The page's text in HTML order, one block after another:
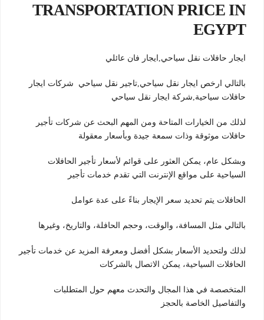
TRANSPORTATION PRICE IN
EGYPT
ايجار حافلات نقل سياحي,ايجار فان عائلي
بالتالي ارخص ايجار نقل سياحي,تاجير نقل سياحي شركات ايجار
حافلات سياحية,شركة ايجار نقل سياحي
لذلك من الخيارات المتاحة ومن المهم البحث عن شركات تأجير
حافلات موثوقة وذات سمعة جيدة وبأسعار معقولة
وبشكل عام، يمكن العثور على قوائم لأسعار تأجير الحافلات
السياحية على مواقع الإنترنت التي تقدم خدمات تأجير
الحافلات يتم تحديد سعر الإيجار بناءً على عدة عوامل
بالتالي مثل المسافة، والوقت، وحجم الحافلة، والتاريخ، وغيرها
لذلك ولتحديد الأسعار بشكل أفضل ومعرفة المزيد عن خدمات تأجير
الحافلات السياحية، يمكن الاتصال بالشركات
المتخصصة في هذا المجال والتحدث معهم حول المتطلبات
والتفاصيل الخاصة بالحجز